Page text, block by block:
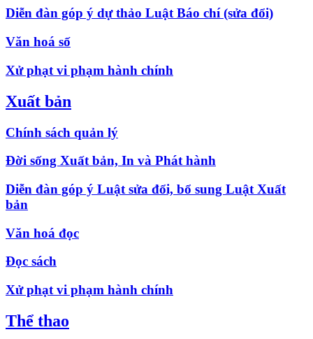
Diễn đàn góp ý dự thảo Luật Báo chí (sửa đổi)
Văn hoá số
Xử phạt vi phạm hành chính
Xuất bản
Chính sách quản lý
Đời sống Xuất bản, In và Phát hành
Diễn đàn góp ý Luật sửa đổi, bổ sung Luật Xuất
bản
Văn hoá đọc
Đọc sách
Xử phạt vi phạm hành chính
Thể thao